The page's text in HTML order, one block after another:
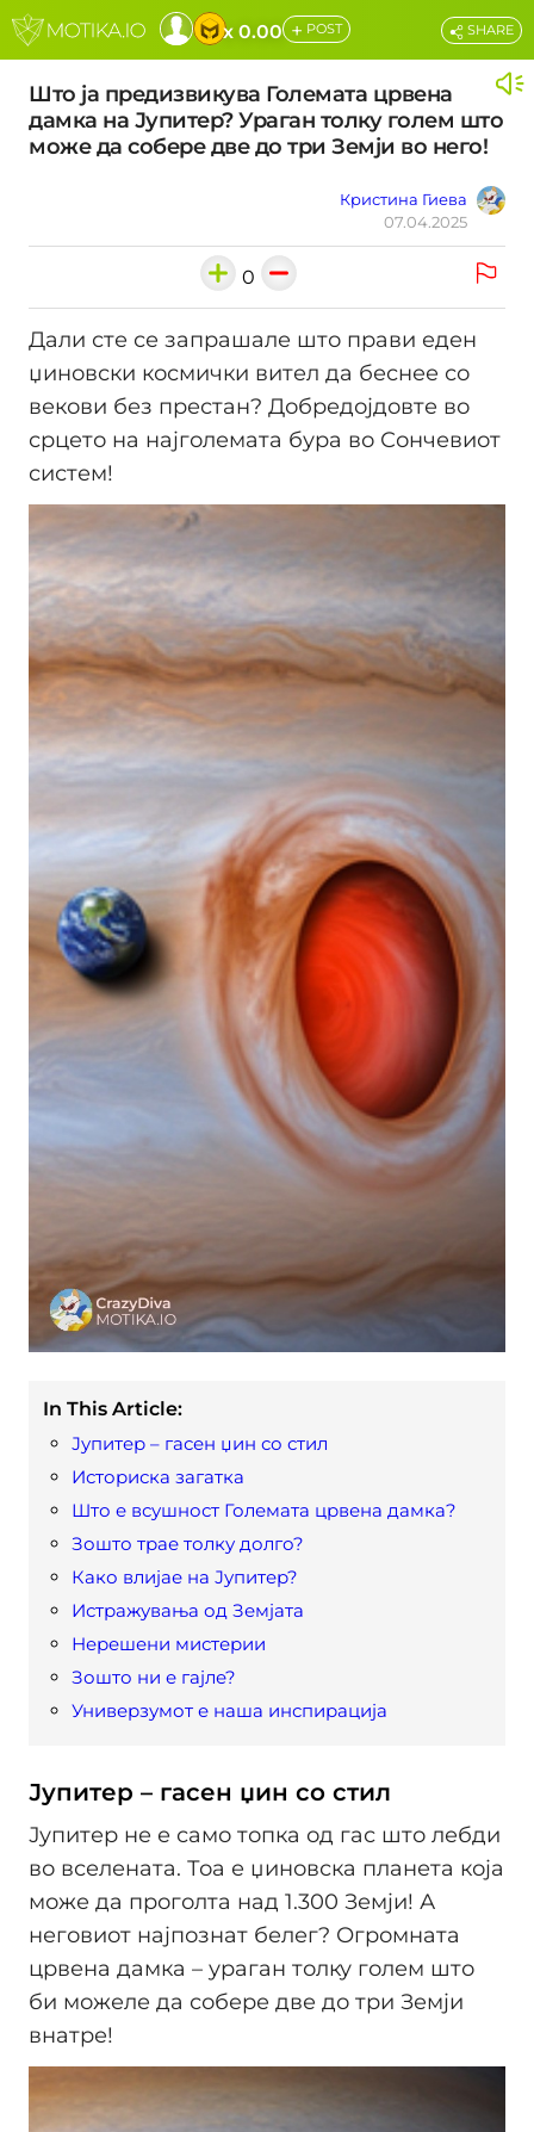
x 0.00 + POST
Што ја предизвикува Големата црвена
дамка на Јупитер? Ураган толку голем што
може да собере две до три Земји во него!
Кристина Гиева
07.04.2025
SHARE
0
Дали сте се запрашале што прави еден
џиновски космички вител да беснее со
векови без престан? Добредојдовте во
срцето на најголемата бура во Сончевиот
систем!
In This Article:
Јупитер – гасен џин со стил
Историска загатка
Што е всушност Големата црвена дамка?
Зошто трае толку долго?
Како влијае на Јупитер?
Истражувања од Земјата
Нерешени мистерии
Зошто ни е гајле?
Универзумот е наша инспирација
Јупитер – гасен џин со стил
Јупитер не е само топка од гас што лебди
во вселената. Тоа е џиновска планета која
може да проголта над 1.300 Земји! А
неговиот најпознат белег? Огромната
црвена дамка – ураган толку голем што
би можеле да собере две до три Земји
внатре!